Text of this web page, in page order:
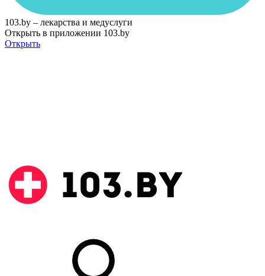
103.by – лекарства и медуслуги
Открыть в приложении 103.by
Открыть